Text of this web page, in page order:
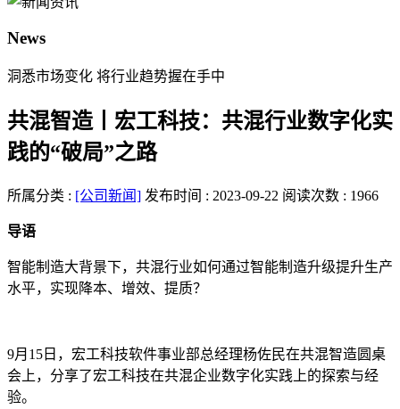
News
洞悉市场变化 将行业趋势握在手中
共混智造丨宏工科技：共混行业数字化实
践的“破局”之路
所属分类 : [公司新闻] 发布时间 : 2023-09-22 阅读次数 : 1966
导语
智能制造大背景下，共混行业如何通过智能制造升级提升生产
水平，实现降本、增效、提质？
9月15日，宏工科技软件事业部总经理杨佐民在共混智造圆桌
会上，分享了宏工科技在共混企业数字化实践上的探索与经
验。